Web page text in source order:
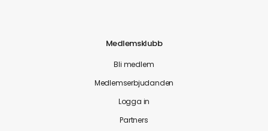
Medlemsklubb
Bli medlem
Medlemserbjudanden
Logga in
Partners